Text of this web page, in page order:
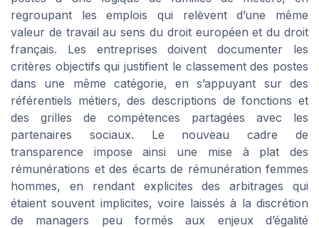
regroupant les emplois qui relèvent d’une même
valeur de travail au sens du droit européen et du droit
français. Les entreprises doivent documenter les
critères objectifs qui justifient le classement des postes
dans une même catégorie, en s’appuyant sur des
référentiels métiers, des descriptions de fonctions et
des grilles de compétences partagées avec les
partenaires sociaux. Le nouveau cadre de
transparence impose ainsi une mise à plat des
rémunérations et des écarts de rémunération femmes
hommes, en rendant explicites des arbitrages qui
étaient souvent implicites, voire laissés à la discrétion
de managers peu formés aux enjeux d’égalité